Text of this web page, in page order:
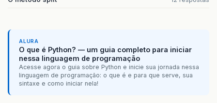
ALURA
O que é Python? — um guia completo para iniciar
nessa linguagem de programação
Acesse agora o guia sobre Python e inicie sua jornada nessa
linguagem de programação: o que é e para que serve, sua
sintaxe e como iniciar nela!